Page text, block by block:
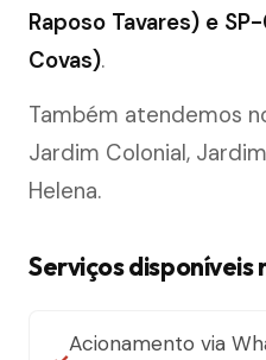
Raposo Tavares) e
Covas).
Também atendemos
Jardim Colonial,
Helena.
Serviços disponíveis
Acionamento via